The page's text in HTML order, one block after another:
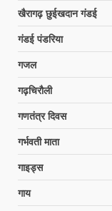
खैरागढ़ छुईखदान गंडई
गंडई पंडरिया
गजल
गढ़चिरौली
गणतंत्र दिवस
गर्भवती माता
गाइड्स
गाय